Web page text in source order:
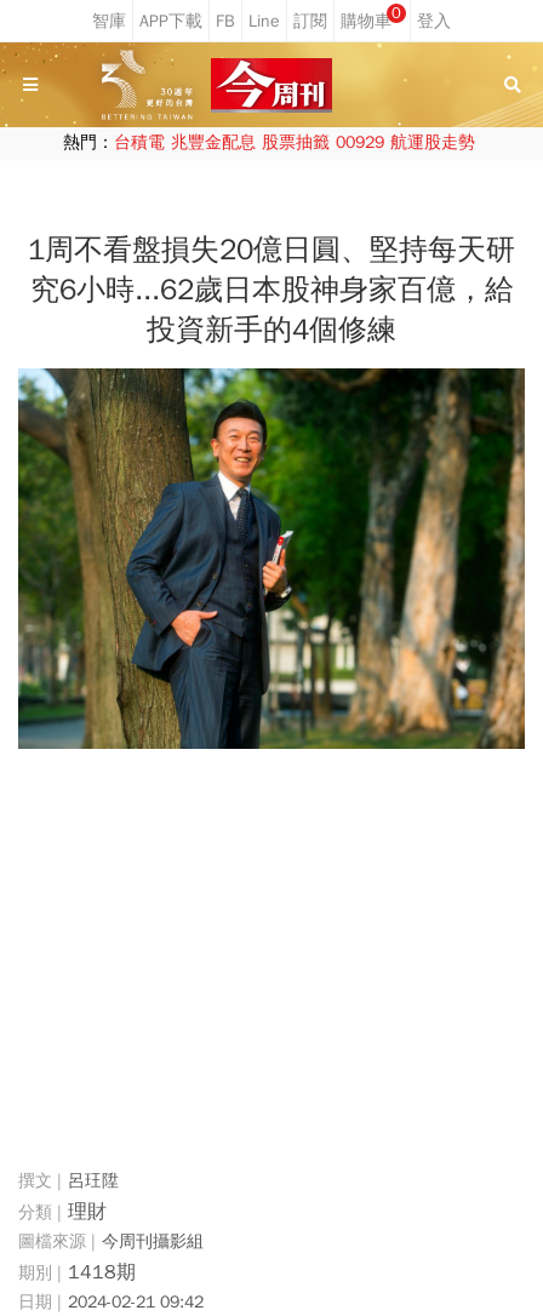
0
熱門： 台積電 兆豐金配息 股票抽籤 00929 航運股走勢
1周不看盤損失20億日圓、堅持每天研
究6小時...62歲日本股神身家百億，給
投資新手的4個修練
呂玨陞
理財
今周刊攝影組
1418期
2024-02-21 09:42